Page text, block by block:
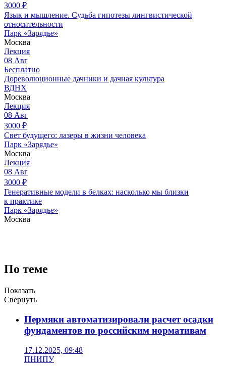
3000 ₽
Язык и мышление. Судьба гипотезы лингвистической
относительности
Парк «Зарядье»
Москва
Лекция
08 Авг
Бесплатно
Дореволюционные дачники и дачная культура
ВДНХ
Москва
Лекция
08 Авг
3000 ₽
Свет будущего: лазеры в жизни человека
Парк «Зарядье»
Москва
Лекция
08 Авг
3000 ₽
Генеративные модели в белках: насколько мы близки
к практике
Парк «Зарядье»
Москва
По теме
Показать
Свернуть
Пермяки автоматизировали расчет осадки
фундаментов по российским нормативам
17.12.2025, 09:48
ПНИПУ